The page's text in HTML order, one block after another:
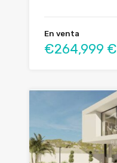
En venta
€264,999 €